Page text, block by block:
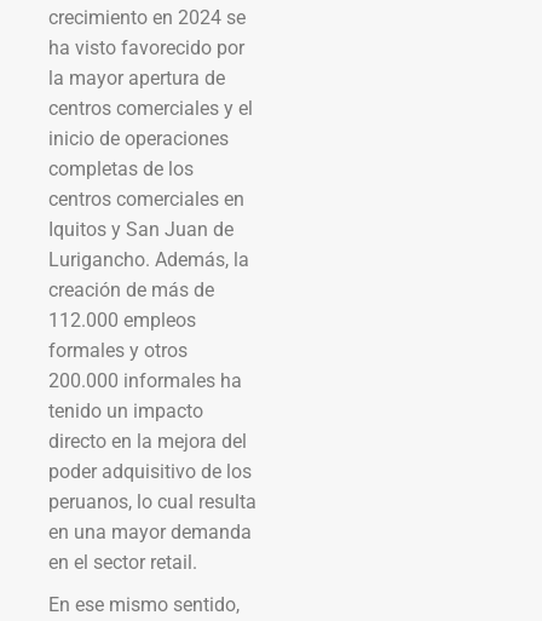
crecimiento en 2024 se
ha visto favorecido por
la mayor apertura de
centros comerciales y el
inicio de operaciones
completas de los
centros comerciales en
Iquitos y San Juan de
Lurigancho. Además, la
creación de más de
112.000 empleos
formales y otros
200.000 informales ha
tenido un impacto
directo en la mejora del
poder adquisitivo de los
peruanos, lo cual resulta
en una mayor demanda
en el sector retail.
En ese mismo sentido,